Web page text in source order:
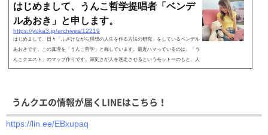
はじめまして、うんこ哲学提唱者「ベンデ
ルあおき」と申します。
https://yuka3.jp/archives/12219
はじめまして、日々「ふざけながら理想の人生を作る方法の研究」をしているベンデル
あおきです。この真理を「うんこ哲学」と称しています。最近ハマっているのは、「う
んこクエスト」のマップ作りです。深刻さが人を迷走させるというモットーのもと、人
生をゲームと...
うんクエの情報が届くLINEはこちら！
https://lin.ee/EBxupaq